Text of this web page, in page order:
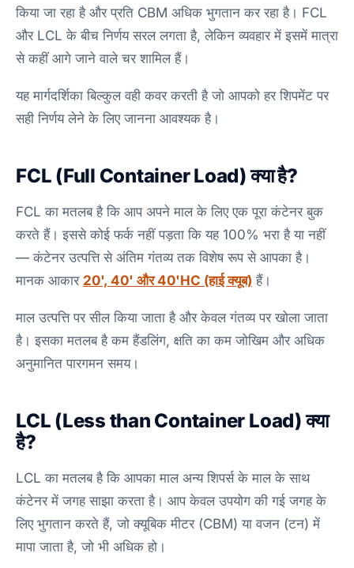
किया जा रहा है और प्रति CBM अधिक भुगतान कर रहा है। FCL
और LCL के बीच निर्णय सरल लगता है, लेकिन व्यवहार में इसमें मात्रा
से कहीं आगे जाने वाले चर शामिल हैं।
यह मार्गदर्शिका बिल्कुल वही कवर करती है जो आपको हर शिपमेंट पर
सही निर्णय लेने के लिए जानना आवश्यक है।
FCL (Full Container Load) क्या है?
FCL का मतलब है कि आप अपने माल के लिए एक पूरा कंटेनर बुक
करते हैं। इससे कोई फर्क नहीं पड़ता कि यह 100% भरा है या नहीं
— कंटेनर उत्पत्ति से अंतिम गंतव्य तक विशेष रूप से आपका है।
मानक आकार 20', 40' और 40'HC (हाई क्यूब) हैं।
माल उत्पत्ति पर सील किया जाता है और केवल गंतव्य पर खोला जाता
है। इसका मतलब है कम हैंडलिंग, क्षति का कम जोखिम और अधिक
अनुमानित पारगमन समय।
LCL (Less than Container Load) क्या
है?
LCL का मतलब है कि आपका माल अन्य शिपर्स के माल के साथ
कंटेनर में जगह साझा करता है। आप केवल उपयोग की गई जगह के
लिए भुगतान करते हैं, जो क्यूबिक मीटर (CBM) या वजन (टन) में
मापा जाता है, जो भी अधिक हो।